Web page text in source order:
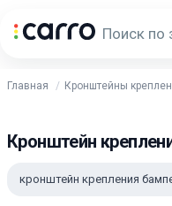
Главная Кронштейны
Кронштейн
кронштейн крепления